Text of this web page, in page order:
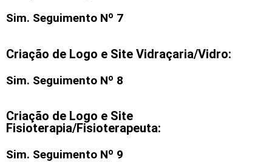
Sim. Seguimento Nº 7
Criação de Logo e Site Vidraçaria/Vidro:
Sim. Seguimento Nº 8
Criação de Logo e Site
Fisioterapia/Fisioterapeuta:
Sim. Seguimento Nº 9